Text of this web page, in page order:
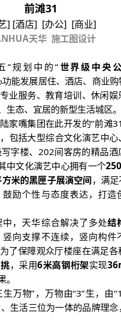
前滩31
] [酒店] [办公] [商业]
天华 施工图设计
”规划中的“世界级中央
能发展居住、酒店、商业
业服务、教育培训、休闲
生态、宜居的新型生活城区。
家嘴集团在此开发的“前滩
，包括大型综合文化演艺中
字楼、 202间客房的精品
中文化演艺中心拥有一个
方米的黑匣子展演空间，满
励个性与态度表达，打造
，天华综合解决了多处结
竖向支撑不连续，竖向构件
了保障观众厅楼座在满足
，采用6米高钢桁架实现
生万物”，万物由“3”生，由
生活三位为一体的品牌理